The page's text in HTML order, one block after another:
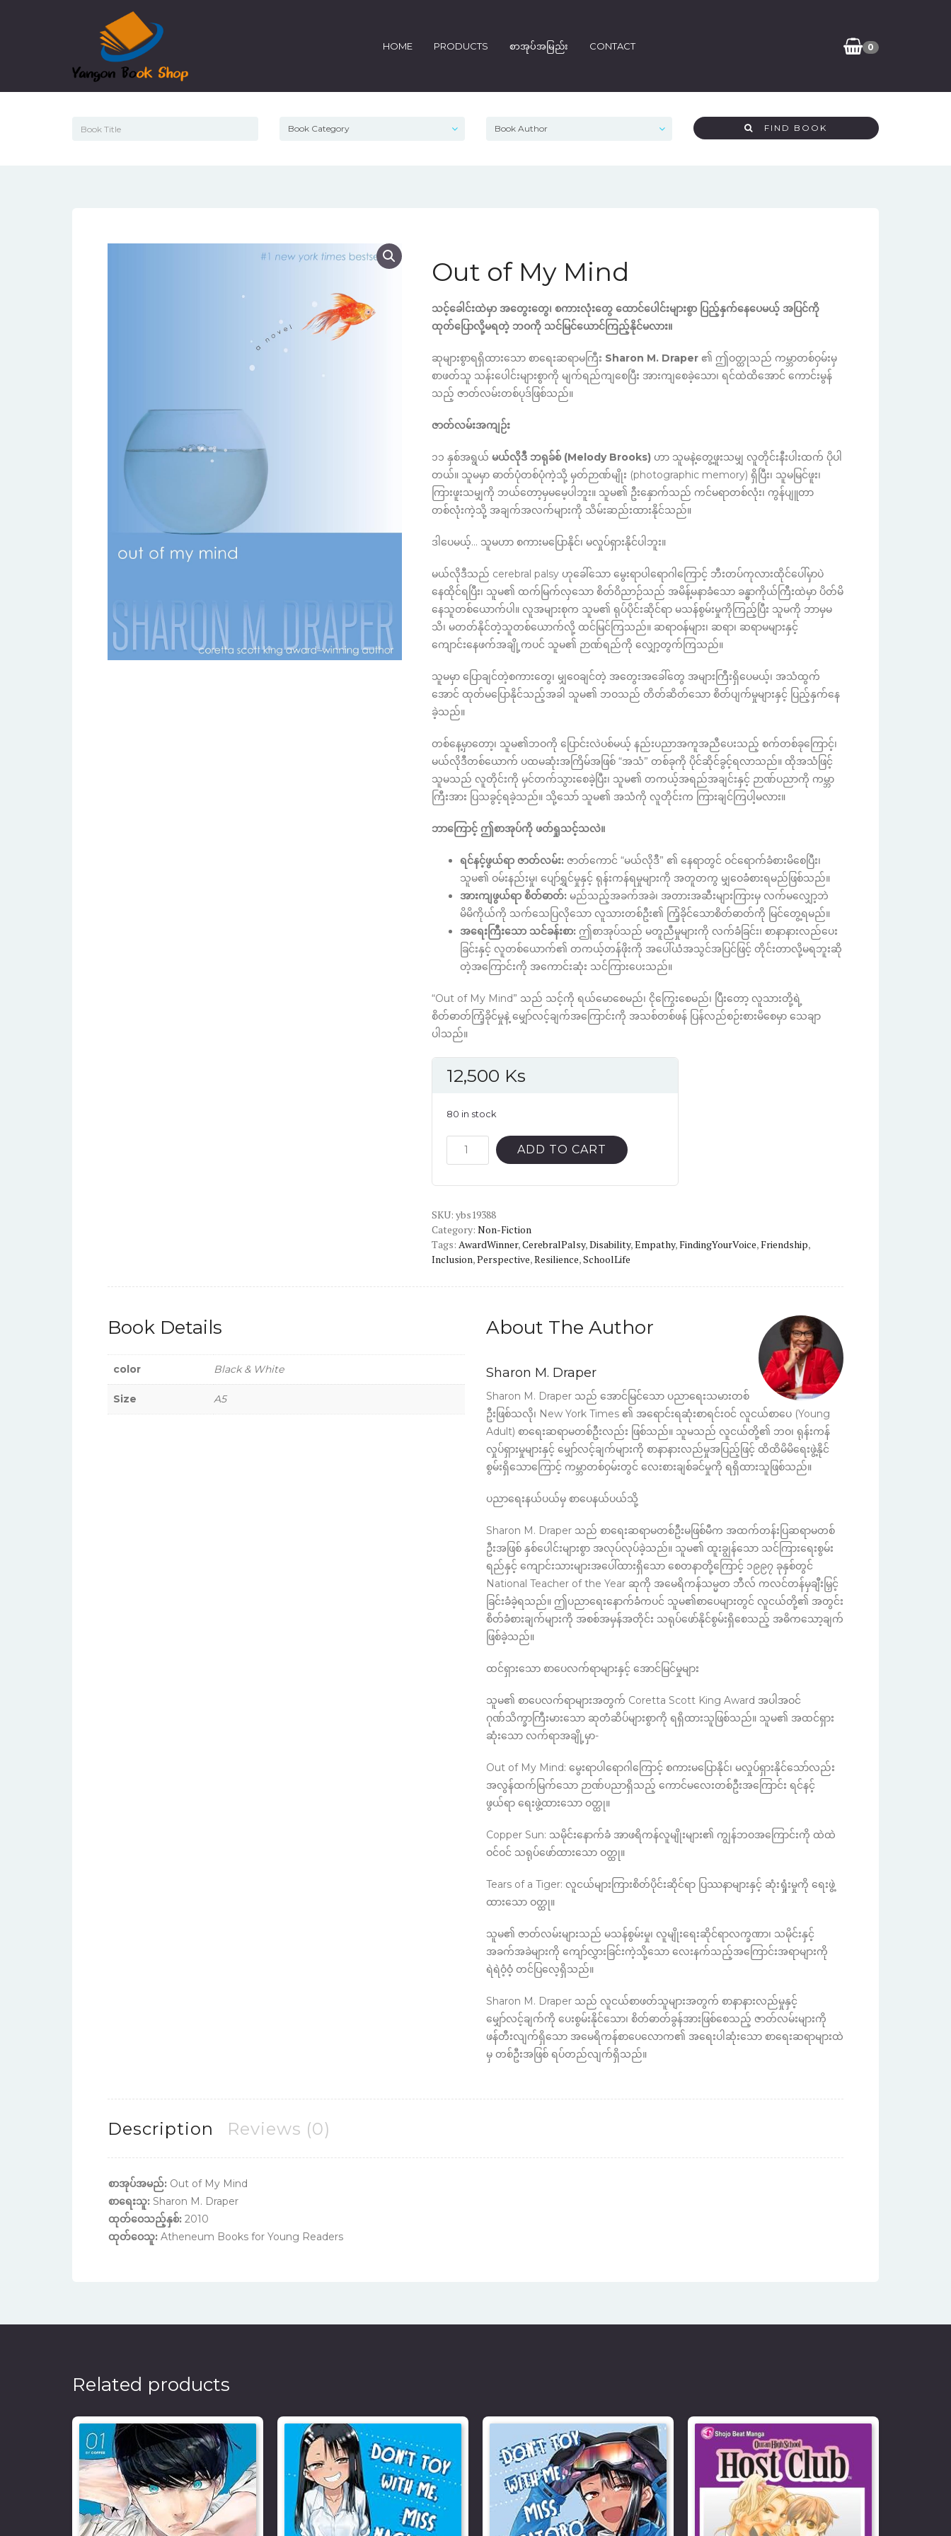
0
HOME PRODUCTS စာအုပ်အမြည်း CONTACT
FIND BOOK
Out of My Mind
သင့်ခေါင်းထဲမှာ အတွေးတွေ၊ စကားလုံးတွေ ထောင်ပေါင်းများစွာ ပြည့်နှက်နေပေမယ့် အပြင်ကို
ထုတ်ပြောလို့မရတဲ့ ဘဝကို သင်မြင်ယောင်ကြည့်နိုင်မလား။
ဆုများစွာရရှိထားသော စာရေးဆရာမကြီး Sharon M. Draper၏ ဤဝတ္ထုသည် ကမ္ဘာတစ်ဝှမ်းမှ
စာဖတ်သူ သန်းပေါင်းများစွာကို မျက်ရည်ကျစေပြီး အားကျစေခဲ့သော၊ ရင်ထဲထိအောင် ကောင်းမွန်
သည့် ဇာတ်လမ်းတစ်ပုဒ်ဖြစ်သည်။
ဇာတ်လမ်းအကျဉ်း
၁၁ နှစ်အရွယ် မယ်လိုဒီ ဘရုခ်စ် (Melody Brooks)ဟာ သူမနဲ့တွေ့ဖူးသမျှ လူတိုင်းနီးပါးထက် ပိုပါ
တယ်။ သူမမှာ ဓာတ်ပုံတစ်ပုံကဲ့သို့ မှတ်ဉာဏ်မျိုး (photographic memory) ရှိပြီး၊ သူမမြင်ဖူး၊
ကြားဖူးသမျှကို ဘယ်တော့မှမမေ့ပါဘူး။ သူမ၏ ဦးနှောက်သည် ကင်မရာတစ်လုံး၊ ကွန်ပျူတာ
တစ်လုံးကဲ့သို့ အချက်အလက်များကို သိမ်းဆည်းထားနိုင်သည်။
ဒါပေမယ့်… သူမဟာ စကားမပြောနိုင်၊ မလှုပ်ရှားနိုင်ပါဘူး။
မယ်လိုဒီသည် cerebral palsy ဟုခေါ်သော မွေးရာပါရောဂါကြောင့် ဘီးတပ်ကုလားထိုင်ပေါ်မှာပဲ
နေထိုင်ရပြီး၊ သူမ၏ ထက်မြက်လှသော စိတ်ဝိညာဉ်သည် အမိန့်မနာခံသော ခန္ဓာကိုယ်ကြီးထဲမှာ ပိတ်မိ
နေသူတစ်ယောက်ပါ။ လူအများစုက သူမ၏ ရုပ်ပိုင်းဆိုင်ရာ မသန်စွမ်းမှုကိုကြည့်ပြီး သူမကို ဘာမှမ
သိ၊ မတတ်နိုင်တဲ့သူတစ်ယောက်လို့ ထင်မြင်ကြသည်။ ဆရာဝန်များ၊ ဆရာ၊ ဆရာမများနှင့်
ကျောင်းနေဖက်အချို့ကပင် သူမ၏ ဉာဏ်ရည်ကို လျှော့တွက်ကြသည်။
သူမမှာ ပြောချင်တဲ့စကားတွေ၊ မျှဝေချင်တဲ့ အတွေးအခေါ်တွေ အများကြီးရှိပေမယ့်၊ အသံထွက်
အောင် ထုတ်မပြောနိုင်သည့်အခါ သူမ၏ ဘဝသည် တိတ်ဆိတ်သော စိတ်ပျက်မှုများနှင့် ပြည့်နှက်နေ
ခဲ့သည်။
တစ်နေ့မှာတော့၊ သူမ၏ဘဝကို ပြောင်းလဲပစ်မယ့် နည်းပညာအကူအညီပေးသည့် စက်တစ်ခုကြောင့်၊
မယ်လိုဒီတစ်ယောက် ပထမဆုံးအကြိမ်အဖြစ် “အသံ” တစ်ခုကို ပိုင်ဆိုင်ခွင့်ရလာသည်။ ထိုအသံဖြင့်
သူမသည် လူတိုင်းကို မှင်တက်သွားစေခဲ့ပြီး၊ သူမ၏ တကယ့်အရည်အချင်းနှင့် ဉာဏ်ပညာကို ကမ္ဘာ
ကြီးအား ပြသခွင့်ရခဲ့သည်။ သို့သော် သူမ၏ အသံကို လူတိုင်းက ကြားချင်ကြပါ့မလား။
ဘာကြောင့် ဤစာအုပ်ကို ဖတ်ရှုသင့်သလဲ။
ရင်နင့်ဖွယ်ရာ ဇာတ်လမ်း:ဇာတ်ကောင် “မယ်လိုဒီ” ၏ နေရာတွင် ဝင်ရောက်ခံစားမိစေပြီး၊
သူမ၏ ဝမ်းနည်းမှု၊ ပျော်ရွှင်မှုနှင့် ရုန်းကန်ရမှုများကို အတူတကွ မျှဝေခံစားရမည်ဖြစ်သည်။
အားကျဖွယ်ရာ စိတ်ဓာတ်:မည်သည့်အခက်အခဲ၊ အတားအဆီးများကြားမှ လက်မလျှော့ဘဲ
မိမိကိုယ်ကို သက်သေပြလိုသော လူသားတစ်ဦး၏ ကြံ့ခိုင်သောစိတ်ဓာတ်ကို မြင်တွေ့ရမည်။
အရေးကြီးသော သင်ခန်းစာ:ဤစာအုပ်သည် မတူညီမှုများကို လက်ခံခြင်း၊ စာနာနားလည်ပေး
ခြင်းနှင့် လူတစ်ယောက်၏ တကယ့်တန်ဖိုးကို အပေါ်ယံအသွင်အပြင်ဖြင့် တိုင်းတာလို့မရဘူးဆို
တဲ့အကြောင်းကို အကောင်းဆုံး သင်ကြားပေးသည်။
“Out of My Mind” သည် သင့်ကို ရယ်မောစေမည်၊ ငိုကြွေးစေမည်၊ ပြီးတော့ လူသားတို့ရဲ့
စိတ်ဓာတ်ကြံ့ခိုင်မှုနဲ့ မျှော်လင့်ချက်အကြောင်းကို အသစ်တစ်ဖန် ပြန်လည်စဉ်းစားမိစေမှာ သေချာ
ပါသည်။
12,500 Ks
80 in stock
Out
of
quantity
ADD TO CART
SKU: ybs19388
Category: Non-Fiction
Tags: AwardWinner,CerebralPalsy,Disability,Empathy,FindingYourVoice,Friendship,
Inclusion,Perspective,Resilience,SchoolLife
Book Details
color Black & White
Size A5
About The Author
Sharon M. Draper
Sharon M. Draper သည် အောင်မြင်သော ပညာရေးသမားတစ်
ဦးဖြစ်သလို၊ New York Times ၏ အရောင်းရဆုံးစာရင်းဝင် လူငယ်စာပေ (Young
Adult) စာရေးဆရာမတစ်ဦးလည်း ဖြစ်သည်။ သူမသည် လူငယ်တို့၏ ဘဝ၊ ရုန်းကန်
လှုပ်ရှားမှုများနှင့် မျှော်လင့်ချက်များကို စာနာနားလည်မှုအပြည့်ဖြင့် ထိထိမိမိရေးဖွဲ့နိုင်
စွမ်းရှိသောကြောင့် ကမ္ဘာတစ်ဝှမ်းတွင် လေးစားချစ်ခင်မှုကို ရရှိထားသူဖြစ်သည်။
ပညာရေးနယ်ပယ်မှ စာပေနယ်ပယ်သို့
Sharon M. Draper သည် စာရေးဆရာမတစ်ဦးမဖြစ်မီက အထက်တန်းပြဆရာမတစ်
ဦးအဖြစ် နှစ်ပေါင်းများစွာ အလုပ်လုပ်ခဲ့သည်။ သူမ၏ ထူးချွန်သော သင်ကြားရေးစွမ်း
ရည်နှင့် ကျောင်းသားများအပေါ်ထားရှိသော စေတနာတို့ကြောင့် ၁၉၉၇ ခုနှစ်တွင်
National Teacher of the Year ဆုကို အမေရိကန်သမ္မတ ဘီလ် ကလင်တန်မှချီးမြှင့်
ခြင်းခံခဲ့ရသည်။ ဤပညာရေးနောက်ခံကပင် သူမ၏စာပေများတွင် လူငယ်တို့၏ အတွင်း
စိတ်ခံစားချက်များကို အစစ်အမှန်အတိုင်း သရုပ်ဖော်နိုင်စွမ်းရှိစေသည့် အဓိကသော့ချက်
ဖြစ်ခဲ့သည်။
ထင်ရှားသော စာပေလက်ရာများနှင့် အောင်မြင်မှုများ
သူမ၏ စာပေလက်ရာများအတွက် Coretta Scott King Award အပါအဝင်
ဂုဏ်သိက္ခာကြီးမားသော ဆုတံဆိပ်များစွာကို ရရှိထားသူဖြစ်သည်။ သူမ၏ အထင်ရှား
ဆုံးသော လက်ရာအချို့မှာ-
Out of My Mind: မွေးရာပါရောဂါကြောင့် စကားမပြောနိုင်၊ မလှုပ်ရှားနိုင်သော်လည်း
အလွန်ထက်မြက်သော ဉာဏ်ပညာရှိသည့် ကောင်မလေးတစ်ဦးအကြောင်း ရင်နင့်
ဖွယ်ရာ ရေးဖွဲ့ထားသော ဝတ္ထု။
Copper Sun: သမိုင်းနောက်ခံ အာဖရိကန်လူမျိုးများ၏ ကျွန်ဘဝအကြောင်းကို ထဲထဲ
ဝင်ဝင် သရုပ်ဖော်ထားသော ဝတ္ထု။
Tears of a Tiger: လူငယ်များကြားစိတ်ပိုင်းဆိုင်ရာ ပြဿနာများနှင့် ဆုံးရှုံးမှုကို ရေးဖွဲ့
ထားသော ဝတ္ထု။
သူမ၏ ဇာတ်လမ်းများသည် မသန်စွမ်းမှု၊ လူမျိုးရေးဆိုင်ရာလက္ခဏာ၊ သမိုင်းနှင့်
အခက်အခဲများကို ကျော်လွှားခြင်းကဲ့သို့သော လေးနက်သည့်အကြောင်းအရာများကို
ရဲရဲဝံ့ဝံ့ တင်ပြလေ့ရှိသည်။
Sharon M. Draper သည် လူငယ်စာဖတ်သူများအတွက် စာနာနားလည်မှုနှင့်
မျှော်လင့်ချက်ကို ပေးစွမ်းနိုင်သော၊ စိတ်ဓာတ်ခွန်အားဖြစ်စေသည့် ဇာတ်လမ်းများကို
ဖန်တီးလျက်ရှိသော အမေရိကန်စာပေလောက၏ အရေးပါဆုံးသော စာရေးဆရာများထဲ
မှ တစ်ဦးအဖြစ် ရပ်တည်လျက်ရှိသည်။
Description Reviews (0)
စာအုပ်အမည်: Out of My Mind
စာရေးသူ: Sharon M. Draper
ထုတ်ဝေသည့်နှစ်: 2010
ထုတ်ဝေသူ: Atheneum Books for Young Readers
Related products